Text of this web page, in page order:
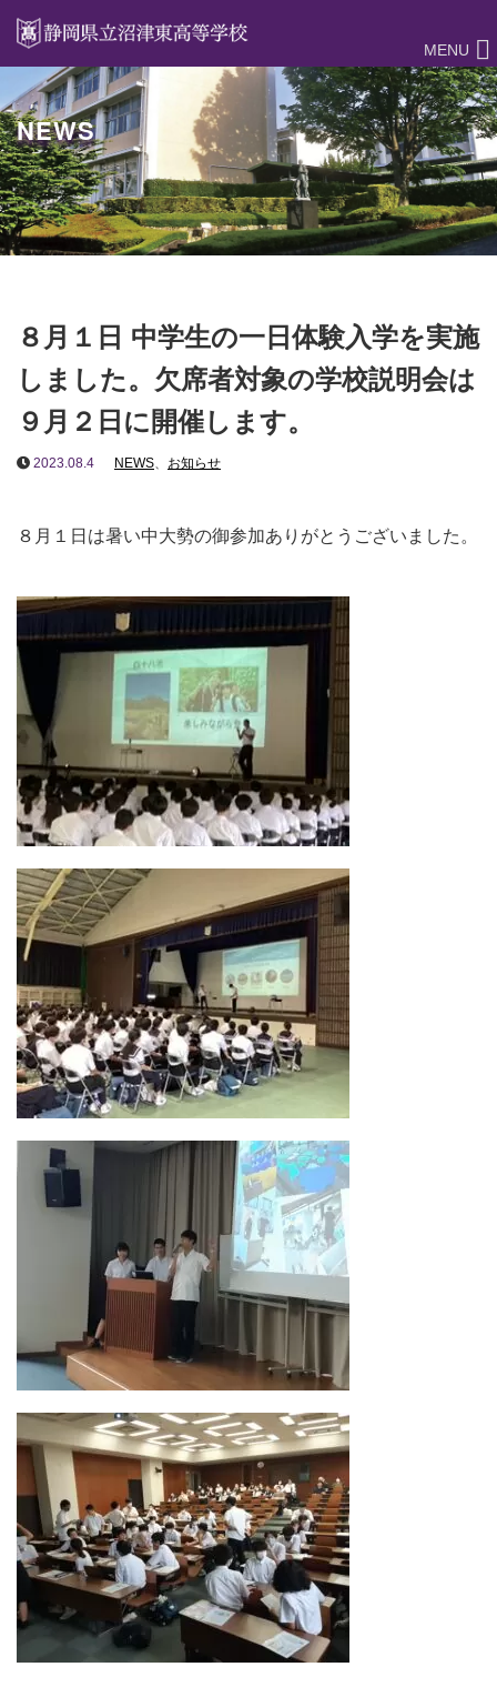
MENU
NEWS
８月１日 中学生の一日体験入学を実施
しました。欠席者対象の学校説明会は
９月２日に開催します。
2023.08.4 NEWS、 お知らせ
８月１日は暑い中大勢の御参加ありがとうございました。